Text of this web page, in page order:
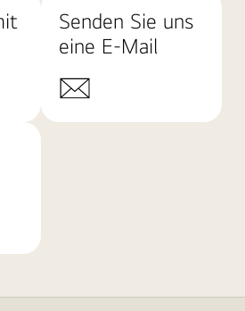
Senden Sie uns
eine E-Mail